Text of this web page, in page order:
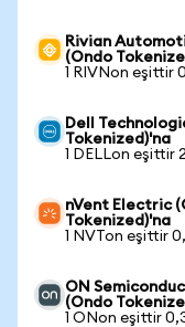
Rivian
(Ondo
1 RIVNon eşittir
Dell
Tokenized)'na
1 DELLon eşittir
nVent Electric
Tokenized)'na
1 NVTon eşittir
ON
(Ondo
1 ONon eşittir